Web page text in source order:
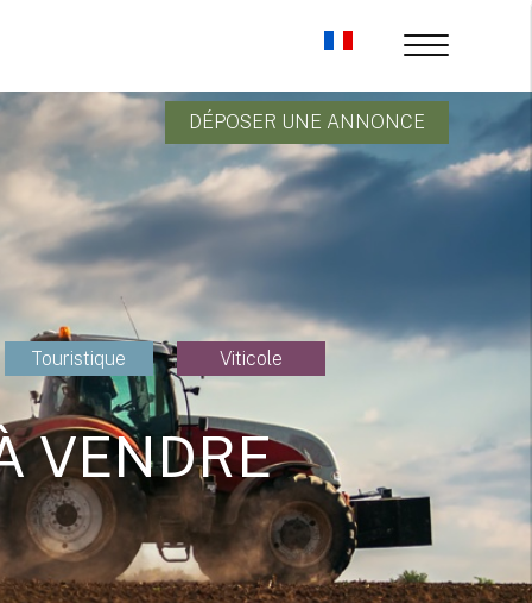
DÉPOSER UNE ANNONCE
Touristique Viticole
VENDRE